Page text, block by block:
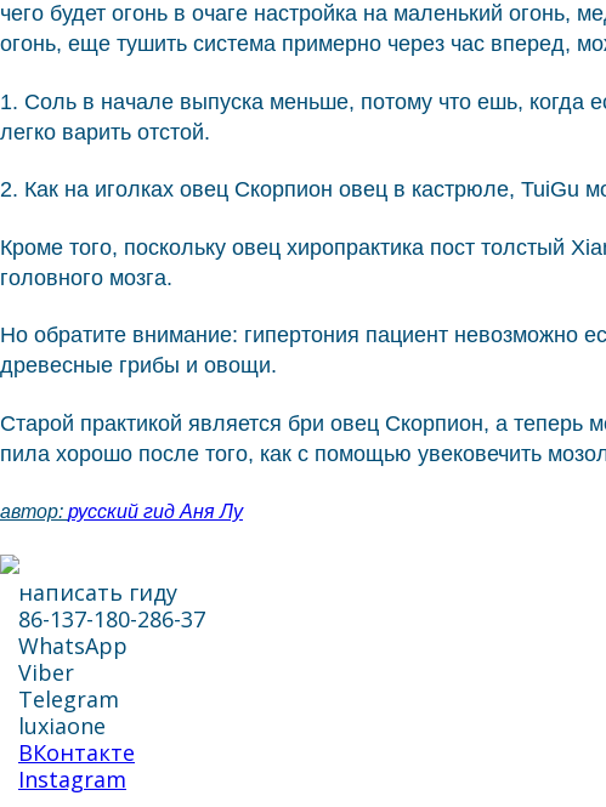
чего будет огонь в очаге настройка на маленький
огонь, еще тушить система примерно через час вперед,
1. Соль в начале выпуска меньше, потому что ешь, когда
легко варить отстой.
2. Как на иголках овец Скорпион овец в кастрюле, TuiGu
Кроме того, поскольку овец хиропрактика пост толстый
головного мозга.
Но обратите внимание: гипертония пациент невозможно
древесные грибы и овощи.
Старой практикой является бри овец Скорпион, а теперь
пила хорошо после того, как с помощью увековечить
автор: русский гид Аня Лу
написать гиду
86-137-180-286-37
WhatsApp
Viber
Telegram
luxiaone
ВКонтакте
Instagram